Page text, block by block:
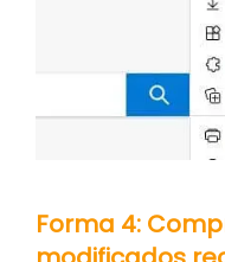
Forma 4: